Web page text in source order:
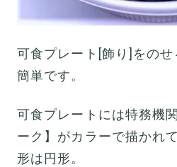
可食プレート[飾り]をの
簡単です。
可食プレートには特務機
ーク】がカラーで描かれ
形は円形。